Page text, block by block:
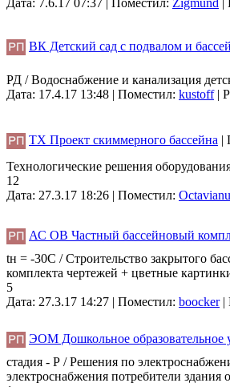
Дата: 7.6.17 07:37 | Поместил: Zigmund |
ВК Детский сад с подвалом и
РД / Водоснабжение и канализация
Дата: 17.4.17 13:48 | Поместил: kustoff|
ТХ Проект скиммерного бассейна |
Технологические решения
12
Дата: 27.3.17 18:26 | Поместил:
АС ОВ Частный бассейновый
tн = -30С / Строительство закрытого
комплекта чертежей + цветные
5
Дата: 27.3.17 14:27 | Поместил: boocker|
ЭОМ Дошкольное образовательное
стадия - Р / Решения по
электроснабжения потребители